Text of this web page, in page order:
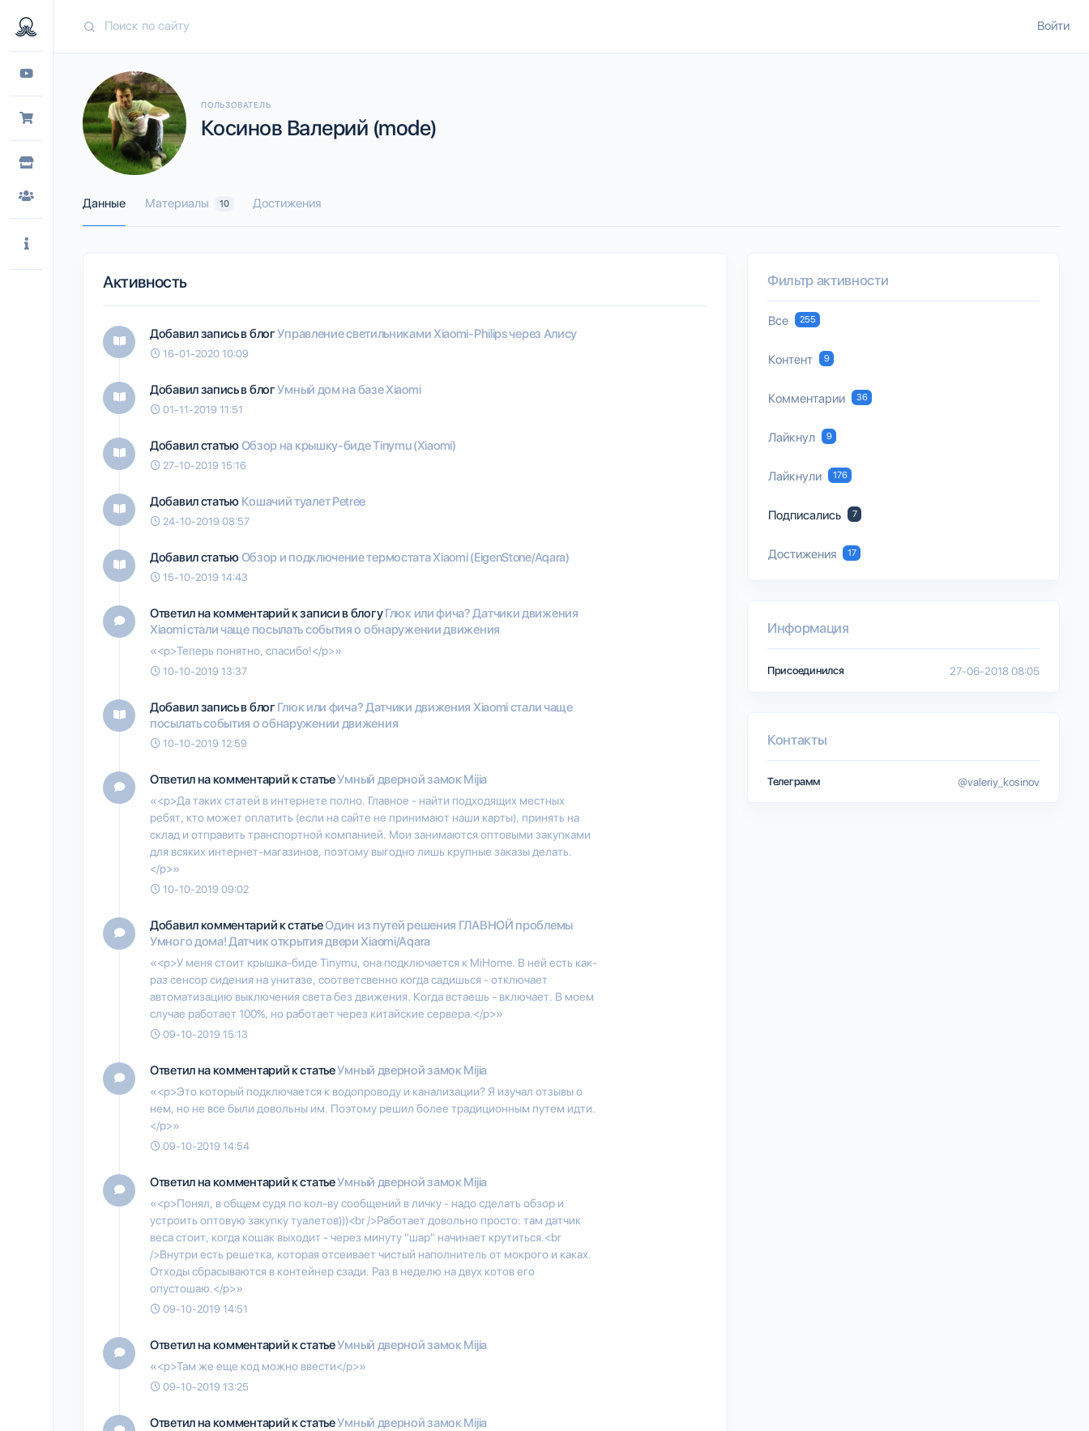
Войти
ПОЛЬЗОВАТЕЛЬ
Косинов Валерий (mode)
Данные Материалы 10 Достижения
Активность
Добавил запись в блогУправление светильниками Xiaomi-Philips через Алису
16-01-2020 10:09
Добавил запись в блогУмный дом на базе Xiaomi
01-11-2019 11:51
Добавил статьюОбзор на крышку-биде Tinymu (Xiaomi)
27-10-2019 15:16
Добавил статью Кошачий туалет Petree
24-10-2019 08:57
Добавил статьюОбзор и подключение термостата Xiaomi (EigenStone/Aqara)
15-10-2019 14:43
Ответил на комментарий к записи в блогуГлюк или фича? Датчики движения
Xiaomi стали чаще посылать события о обнаружении движения
«<p>Теперь понятно, спасибо!</p>»
10-10-2019 13:37
Добавил запись в блогГлюк или фича? Датчики движения Xiaomi стали чаще
посылать события о обнаружении движения
10-10-2019 12:59
Ответил на комментарий к статьеУмный дверной замок Mijia
«<p>Да таких статей в интернете полно. Главное - найти подходящих местных
ребят, кто может оплатить (если на сайте не принимают наши карты), принять на
склад и отправить транспортной компанией. Мои занимаются оптовыми закупками
для всяких интернет-магазинов, поэтому выгодно лишь крупные заказы делать.
</p>»
10-10-2019 09:02
Добавил комментарий к статьеОдин из путей решения ГЛАВНОЙ проблемы
Умного дома! Датчик открытия двери Xiaomi/Aqara
«<p>У меня стоит крышка-биде Tinymu, она подключается к MiHome. В ней есть как-
раз сенсор сидения на унитазе, соответсвенно когда садишься - отключает
автоматизацию выключения света без движения. Когда встаешь - включает. В моем
случае работает 100%, но работает через китайские сервера.</p>»
09-10-2019 15:13
Ответил на комментарий к статьеУмный дверной замок Mijia
«<p>Это который подключается к водопроводу и канализации? Я изучал отзывы о
нем, но не все были довольны им. Поэтому решил более традиционным путем идти.
</p>»
09-10-2019 14:54
Ответил на комментарий к статьеУмный дверной замок Mijia
«<p>Понял, в общем судя по кол-ву сообщений в личку - надо сделать обзор и
устроить оптовую закупку туалетов)))<br />Работает довольно просто: там датчик
веса стоит, когда кошак выходит - через минуту "шар" начинает крутиться.<br
/>Внутри есть решетка, которая отсеивает чистый наполнитель от мокрого и каках.
Отходы сбрасываются в контейнер сзади. Раз в неделю на двух котов его
опустошаю.</p>»
09-10-2019 14:51
Ответил на комментарий к статьеУмный дверной замок Mijia
«<p>Там же еще код можно ввести</p>»
09-10-2019 13:25
Ответил на комментарий к статьеУмный дверной замок Mijia
Фильтр активности
Все 255
Контент 9
Комментарии 36
Лайкнул 9
Лайкнули 176
Подписались 7
Достижения 17
Информация
Присоединился 27-06-2018 08:05
Контакты
Телеграмм @valeriy_kosinov